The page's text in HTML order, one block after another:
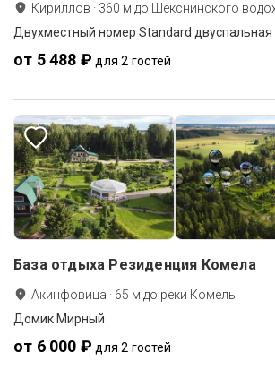
Кириллов · 360 м до
Шекснинского
Двухместный номер Standard двуспальная
от 5 488 ₽ для 2 гостей
База отдыха Резиденция Комела
Акинфовица · 65 м до реки Комелы
Домик Мирный
от 6 000 ₽ для 2 гостей